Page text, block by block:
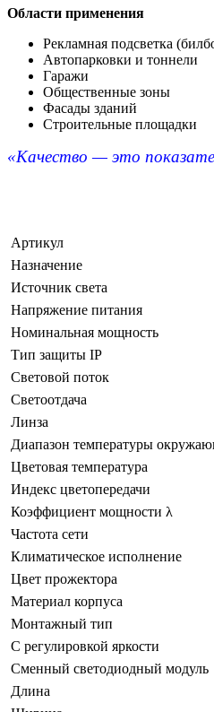
Области применения
Рекламная подсветка
Автопарковки и тоннели
Гаражи
Общественные зоны
Фасады зданий
Строительные площадки
«Качество — это
Артикул
Назначение
Источник света
Напряжение питания
Номинальная мощность
Тип защиты IP
Световой поток
Светоотдача
Линза
Диапазон температуры
Цветовая температура
Индекс цветопередачи
Коэффициент мощности λ
Частота сети
Климатическое исполнение
Цвет прожектора
Материал корпуса
Монтажный тип
С регулировкой яркости
Сменный светодиодный модуль
Длина